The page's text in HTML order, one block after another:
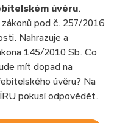
úvěru.
pod č. 257/2016
Nahrazuje a
145/2010 Sb. Co
mít dopad na
úvěru? Na
pokusí odpovědět.